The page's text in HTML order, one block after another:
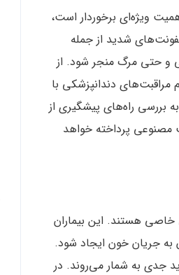
ویژه‌ای برخوردار است،
شدید از جمله
و حتی مرگ منجر شود. از
دندانپزشکی با
بررسی راه‌های پیشگیری از
مصنوعی پرداخته خواهد
خاصی هستند. این بیماران
به جریان خون ایجاد شود.
جدی به شمار می‌روند. در